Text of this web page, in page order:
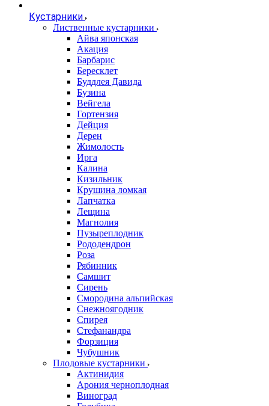
Кустарники
Лиственные кустарники
Айва японская
Акация
Барбарис
Бересклет
Буддлея Давида
Бузина
Вейгела
Гортензия
Дейция
Дерен
Жимолость
Ирга
Калина
Кизильник
Крушина ломкая
Лапчатка
Лещина
Магнолия
Пузыреплодник
Рододендрон
Роза
Рябинник
Самшит
Сирень
Смородина альпийская
Снежноягодник
Спирея
Стефанандра
Форзиция
Чубушник
Плодовые кустарники
Актинидия
Арония черноплодная
Виноград